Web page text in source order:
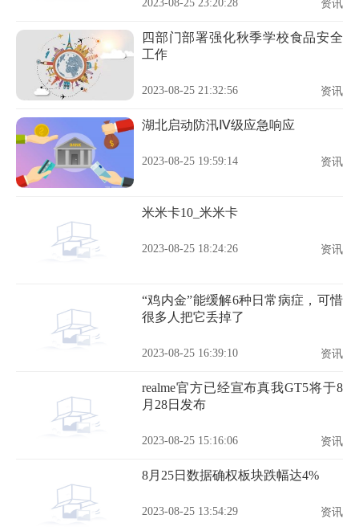
2023-08-25 23:20:28 资讯
四部门部署强化秋季学校食品安全
工作
2023-08-25 21:32:56 资讯
湖北启动防汛Ⅳ级应急响应
2023-08-25 19:59:14 资讯
米米卡10_米米卡
2023-08-25 18:24:26 资讯
“鸡内金”能缓解6种日常病症，可惜
很多人把它丢掉了
2023-08-25 16:39:10 资讯
realme官方已经宣布真我GT5将于8
月28日发布
2023-08-25 15:16:06 资讯
8月25日数据确权板块跌幅达4%
2023-08-25 13:54:29 资讯